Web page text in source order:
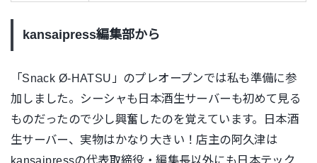
kansaipress編集部から
「Snack Ø-HATSU」のプレオープンでは私も準備に参
加しました。シーシャも日本酒生サーバーも初めて見る
ものだったので少し興奮したのを覚えています。日本酒
生サーバー、実物はかなり大きい！店主の阿久津は
kansaipressの代表取締役・編集長以外にも日本テック